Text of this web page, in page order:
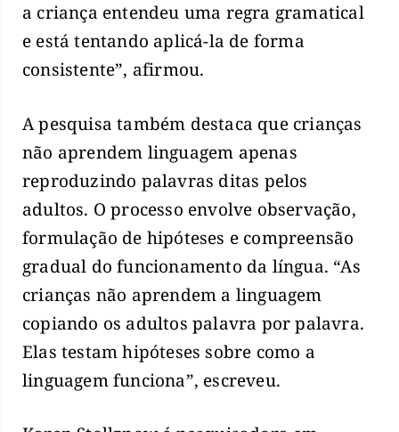
a criança entendeu uma regra gramatical
e está tentando aplicá-la de forma
consistente”, afirmou.
A pesquisa também destaca que crianças
não aprendem linguagem apenas
reproduzindo palavras ditas pelos
adultos. O processo envolve observação,
formulação de hipóteses e compreensão
gradual do funcionamento da língua. “As
crianças não aprendem a linguagem
copiando os adultos palavra por palavra.
Elas testam hipóteses sobre como a
linguagem funciona”, escreveu.